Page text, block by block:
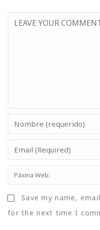
Save my name,
for the next time I